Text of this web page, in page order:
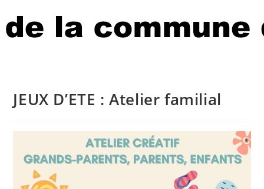
JEUX D’ETE : Atelier familial